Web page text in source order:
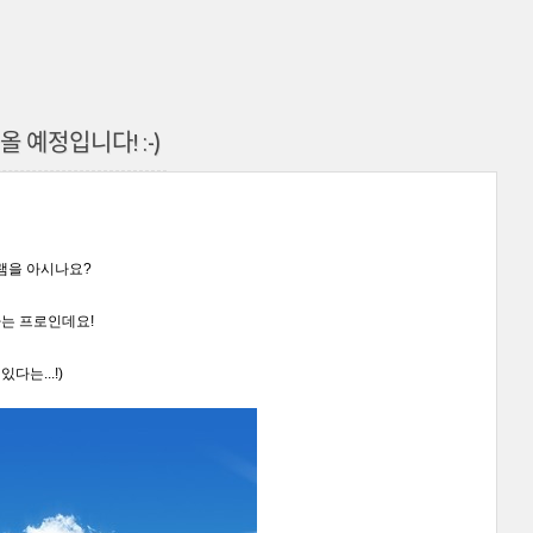
예정입니다! :-)
을 아시나요?
프로인데요!
다는...!)